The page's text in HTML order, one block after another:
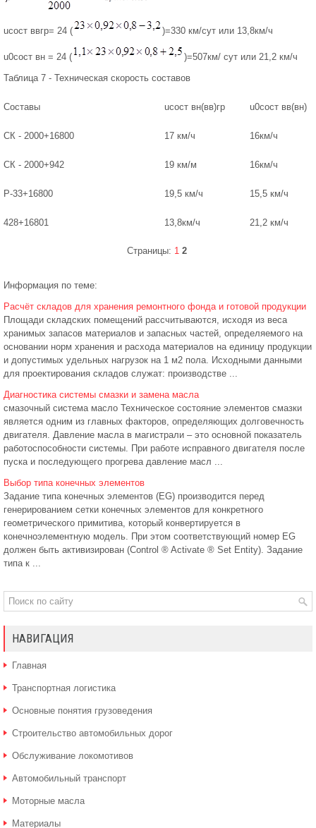
uсост ввгр= 24 ( )=330 км/сут или 13,8км/ч
u0сост вн = 24 (
)=507км/ сут или 21,2 км/ч
Таблица 7 - Техническая скорость составов
Составы uсост вн(вв)гр u0сост вв(вн)
СК - 2000+16800 17 км/ч 16км/ч
СК - 2000+942 19 км/м 16км/ч
Р-33+16800 19,5 км/ч 15,5 км/ч
428+16801 13,8км/ч 21,2 км/ч
Страницы: 1 2
Информация по теме:
Расчёт складов для хранения ремонтного фонда и готовой продукции
Площади складских помещений рассчитываются, исходя из веса
хранимых запасов материалов и запасных частей, определяемого на
основании норм хранения и расхода материалов на единицу продукции
и допустимых удельных нагрузок на 1 м2 пола. Исходными данными
для проектирования складов служат: производстве ...
Диагностика системы смазки и замена масла
смазочный система масло Техническое состояние элементов смазки
является одним из главных факторов, определяющих долговечность
двигателя. Давление масла в магистрали – это основной показатель
работоспособности системы. При работе исправного двигателя после
пуска и последующего прогрева давление масл ...
Выбор типа конечных элементов
Задание типа конечных элементов (EG) производится перед
генерированием сетки конечных элементов для конкретного
геометрического примитива, который конвертируется в
конечноэлементную модель. При этом соответствующий номер EG
должен быть активизирован (Control ® Activate ® Set Entity). Задание
типа к ...
НАВИГАЦИЯ
Главная
Транспортная логистика
Основные понятия грузоведения
Строительство автомобильных дорог
Обслуживание локомотивов
Автомобильный транспорт
Моторные масла
Материалы